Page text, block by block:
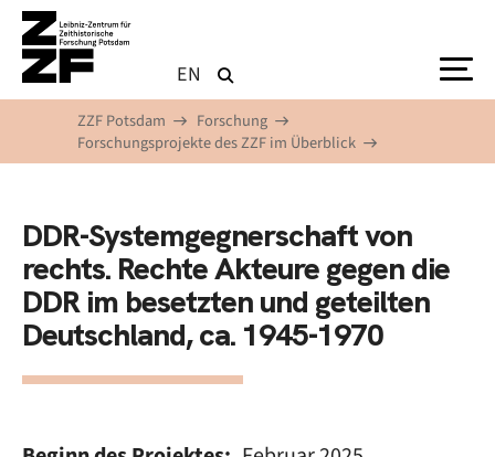
Direkt zum Inhalt
EN
ZZF Potsdam
Forschung
Forschungsprojekte des ZZF im Überblick
DDR-Systemgegnerschaft von
rechts. Rechte Akteure gegen die
DDR im besetzten und geteilten
Deutschland, ca. 1945-1970